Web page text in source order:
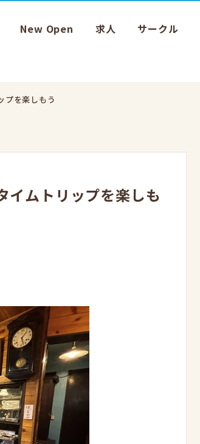
New Open 求人 サークル
プを楽しもう
イムトリップを楽しも